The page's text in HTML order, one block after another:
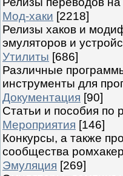
Мод-хаки [2218]
Релизы хаков и
эмуляторов и
Утилиты [686]
Различные
инструменты для
Документация [90]
Статьи и пособия по
Мероприятия [146]
Конкурсы, а также
сообщества
Эмуляция [269]